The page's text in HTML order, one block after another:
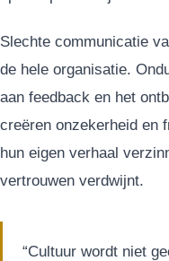
Slechte communicatie
de hele organisatie.
aan feedback en het
creëren onzekerheid en
hun eigen verhaal
vertrouwen verdwijnt.
“Cultuur wordt niet